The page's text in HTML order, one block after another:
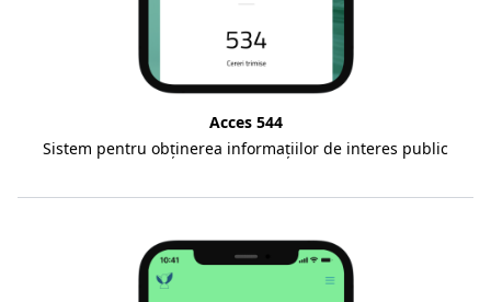
Acces 544
Sistem pentru obținerea informațiilor de interes public